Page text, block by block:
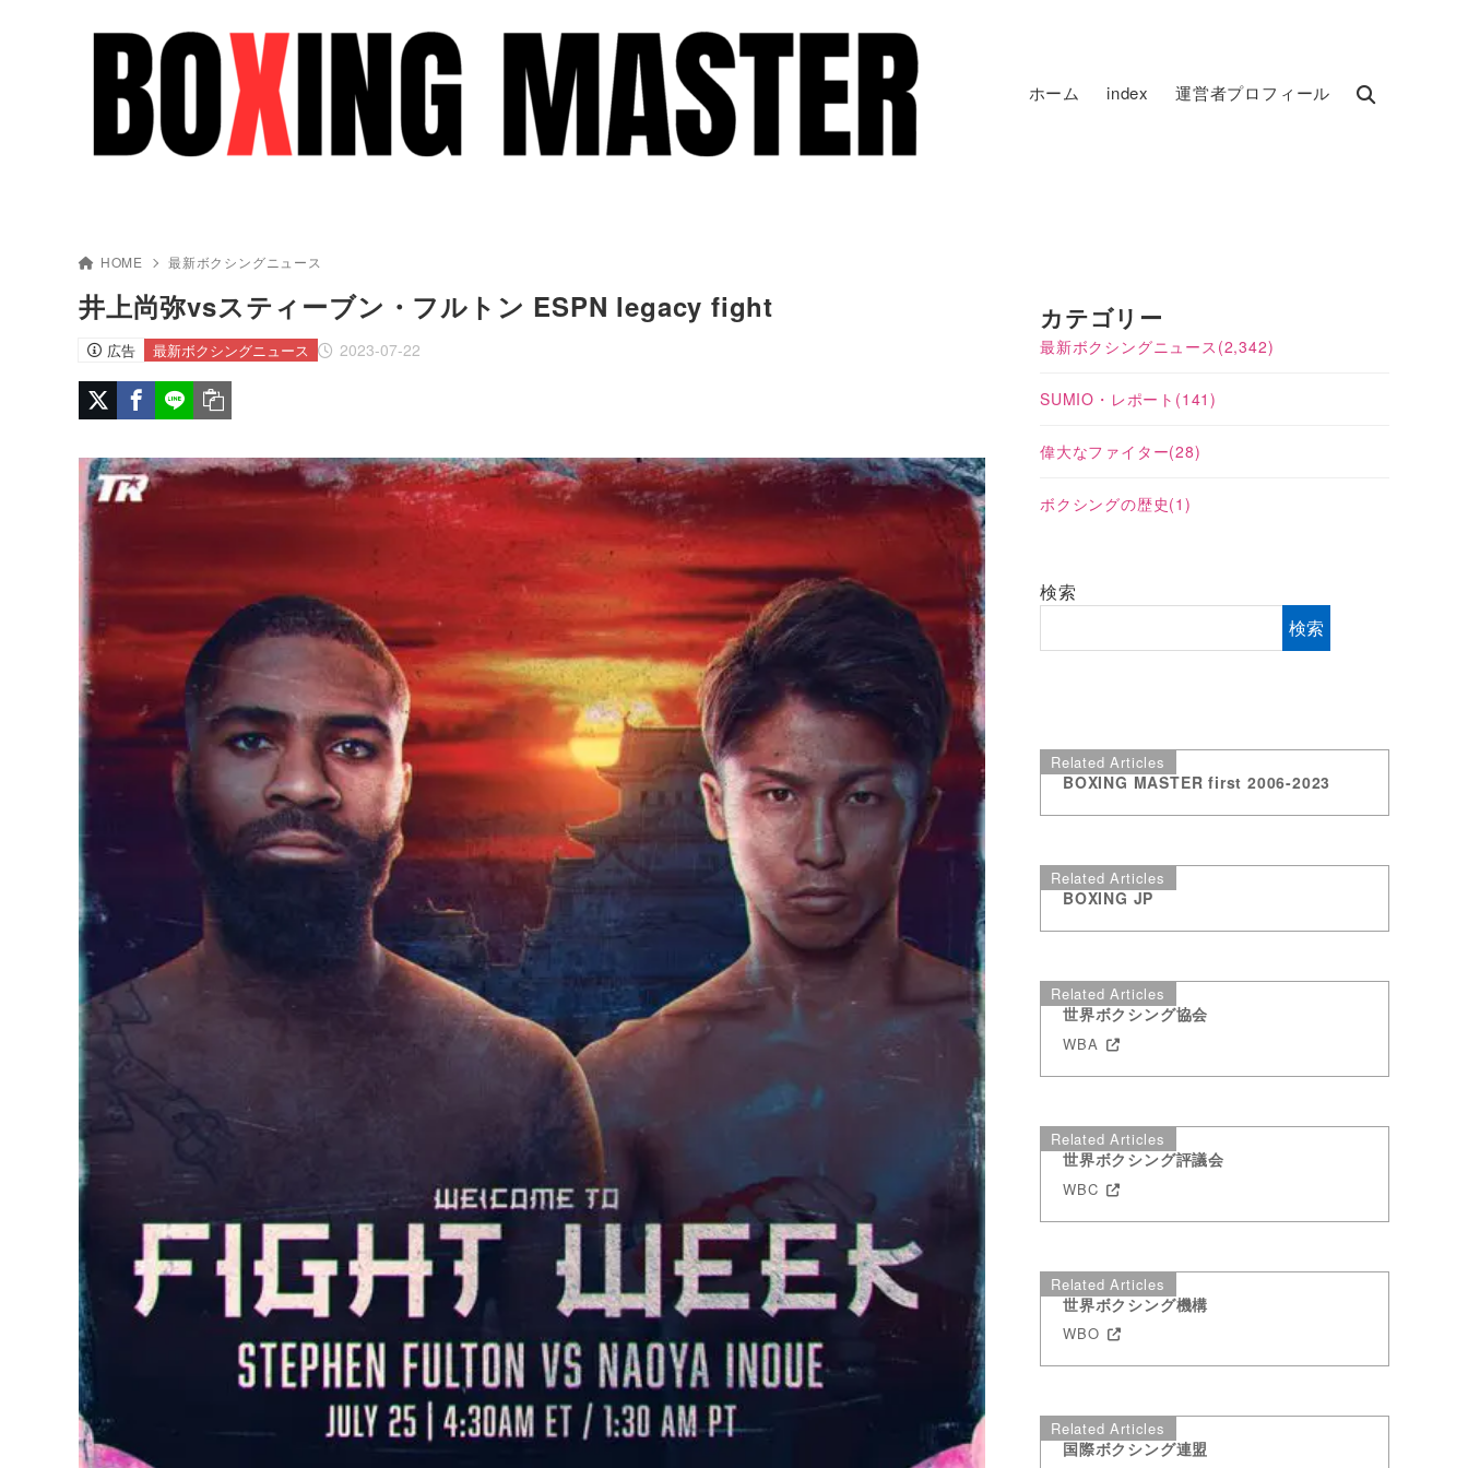
ホーム index 運営者プロフィール
HOME 最新ボクシングニュース
井上尚弥vsスティーブン・フルトン ESPN legacy fight
広告 2023-07-22
最新ボクシングニュース
カテゴリー
最新ボクシングニュース (2,342)
SUMIO・レポート (141)
偉大なファイター(28)
ボクシングの歴史(1)
検索
検索
Related Articles
BOXING MASTER first 2006-2023
Related Articles
BOXING JP
Related Articles
世界ボクシング協会
WBA
Related Articles
世界ボクシング評議会
WBC
Related Articles
世界ボクシング機構
WBO
Related Articles
国際ボクシング連盟